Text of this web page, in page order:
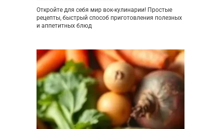
Откройте для себя мир вок-кулинарии! Простые
рецепты, быстрый способ приготовления полезных
и аппетитных блюд